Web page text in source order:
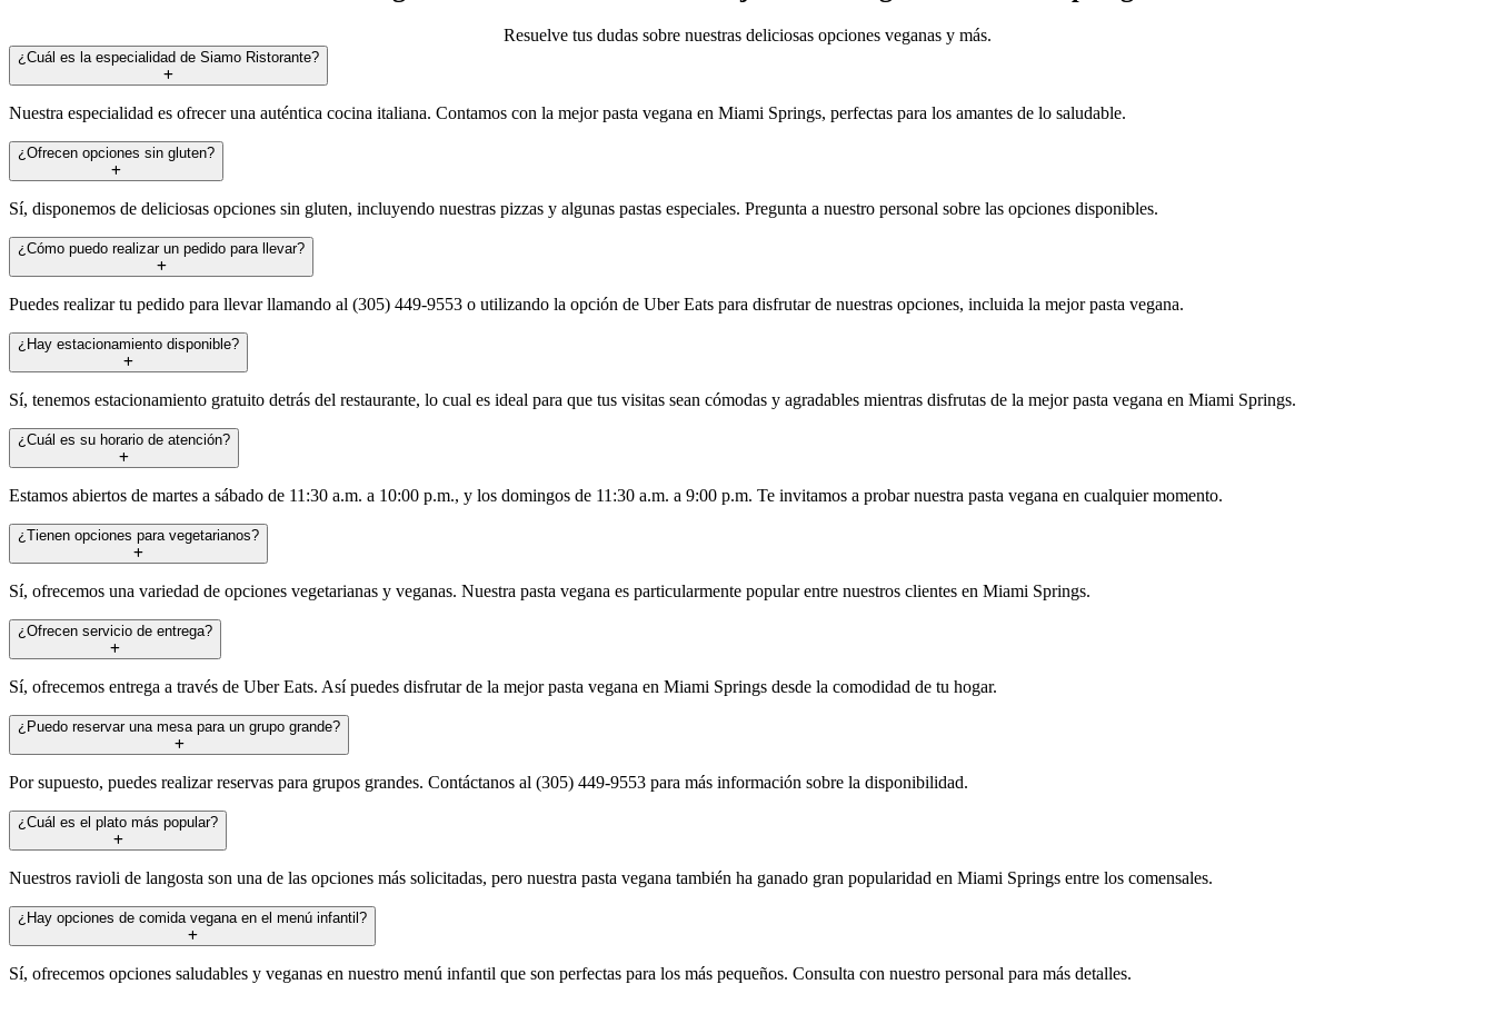
Resuelve tus dudas sobre nuestras deliciosas opciones veganas y más.
¿Cuál es la especialidad de Siamo Ristorante?
Nuestra especialidad es ofrecer una auténtica cocina italiana. Contamos con la mejor pasta vegana en Miami Springs, perfectas para los amantes de lo saludable.
¿Ofrecen opciones sin gluten?
Sí, disponemos de deliciosas opciones sin gluten, incluyendo nuestras pizzas y algunas pastas especiales. Pregunta a nuestro personal sobre las opciones disponibles.
¿Cómo puedo realizar un pedido para llevar?
Puedes realizar tu pedido para llevar llamando al (305) 449-9553 o utilizando la opción de Uber Eats para disfrutar de nuestras opciones, incluida la mejor pasta vegana.
¿Hay estacionamiento disponible?
Sí, tenemos estacionamiento gratuito detrás del restaurante, lo cual es ideal para que tus visitas sean cómodas y agradables mientras disfrutas de la mejor pasta vegana en Miami Springs.
¿Cuál es su horario de atención?
Estamos abiertos de martes a sábado de 11:30 a.m. a 10:00 p.m., y los domingos de 11:30 a.m. a 9:00 p.m. Te invitamos a probar nuestra pasta vegana en cualquier momento.
¿Tienen opciones para vegetarianos?
Sí, ofrecemos una variedad de opciones vegetarianas y veganas. Nuestra pasta vegana es particularmente popular entre nuestros clientes en Miami Springs.
¿Ofrecen servicio de entrega?
Sí, ofrecemos entrega a través de Uber Eats. Así puedes disfrutar de la mejor pasta vegana en Miami Springs desde la comodidad de tu hogar.
¿Puedo reservar una mesa para un grupo grande?
Por supuesto, puedes realizar reservas para grupos grandes. Contáctanos al (305) 449-9553 para más información sobre la disponibilidad.
¿Cuál es el plato más popular?
Nuestros ravioli de langosta son una de las opciones más solicitadas, pero nuestra pasta vegana también ha ganado gran popularidad en Miami Springs entre los comensales.
¿Hay opciones de comida vegana en el menú infantil?
Sí, ofrecemos opciones saludables y veganas en nuestro menú infantil que son perfectas para los más pequeños. Consulta con nuestro personal para más detalles.